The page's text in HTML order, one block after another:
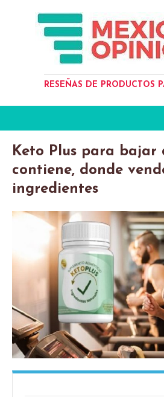
RESEÑAS DE PRODUCTOS
Keto Plus para bajar
contiene, donde
ingredientes